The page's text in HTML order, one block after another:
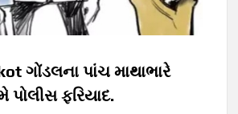
ગોંડલના પાંચ માથાભારે
પોલીસ ફરિયાદ.